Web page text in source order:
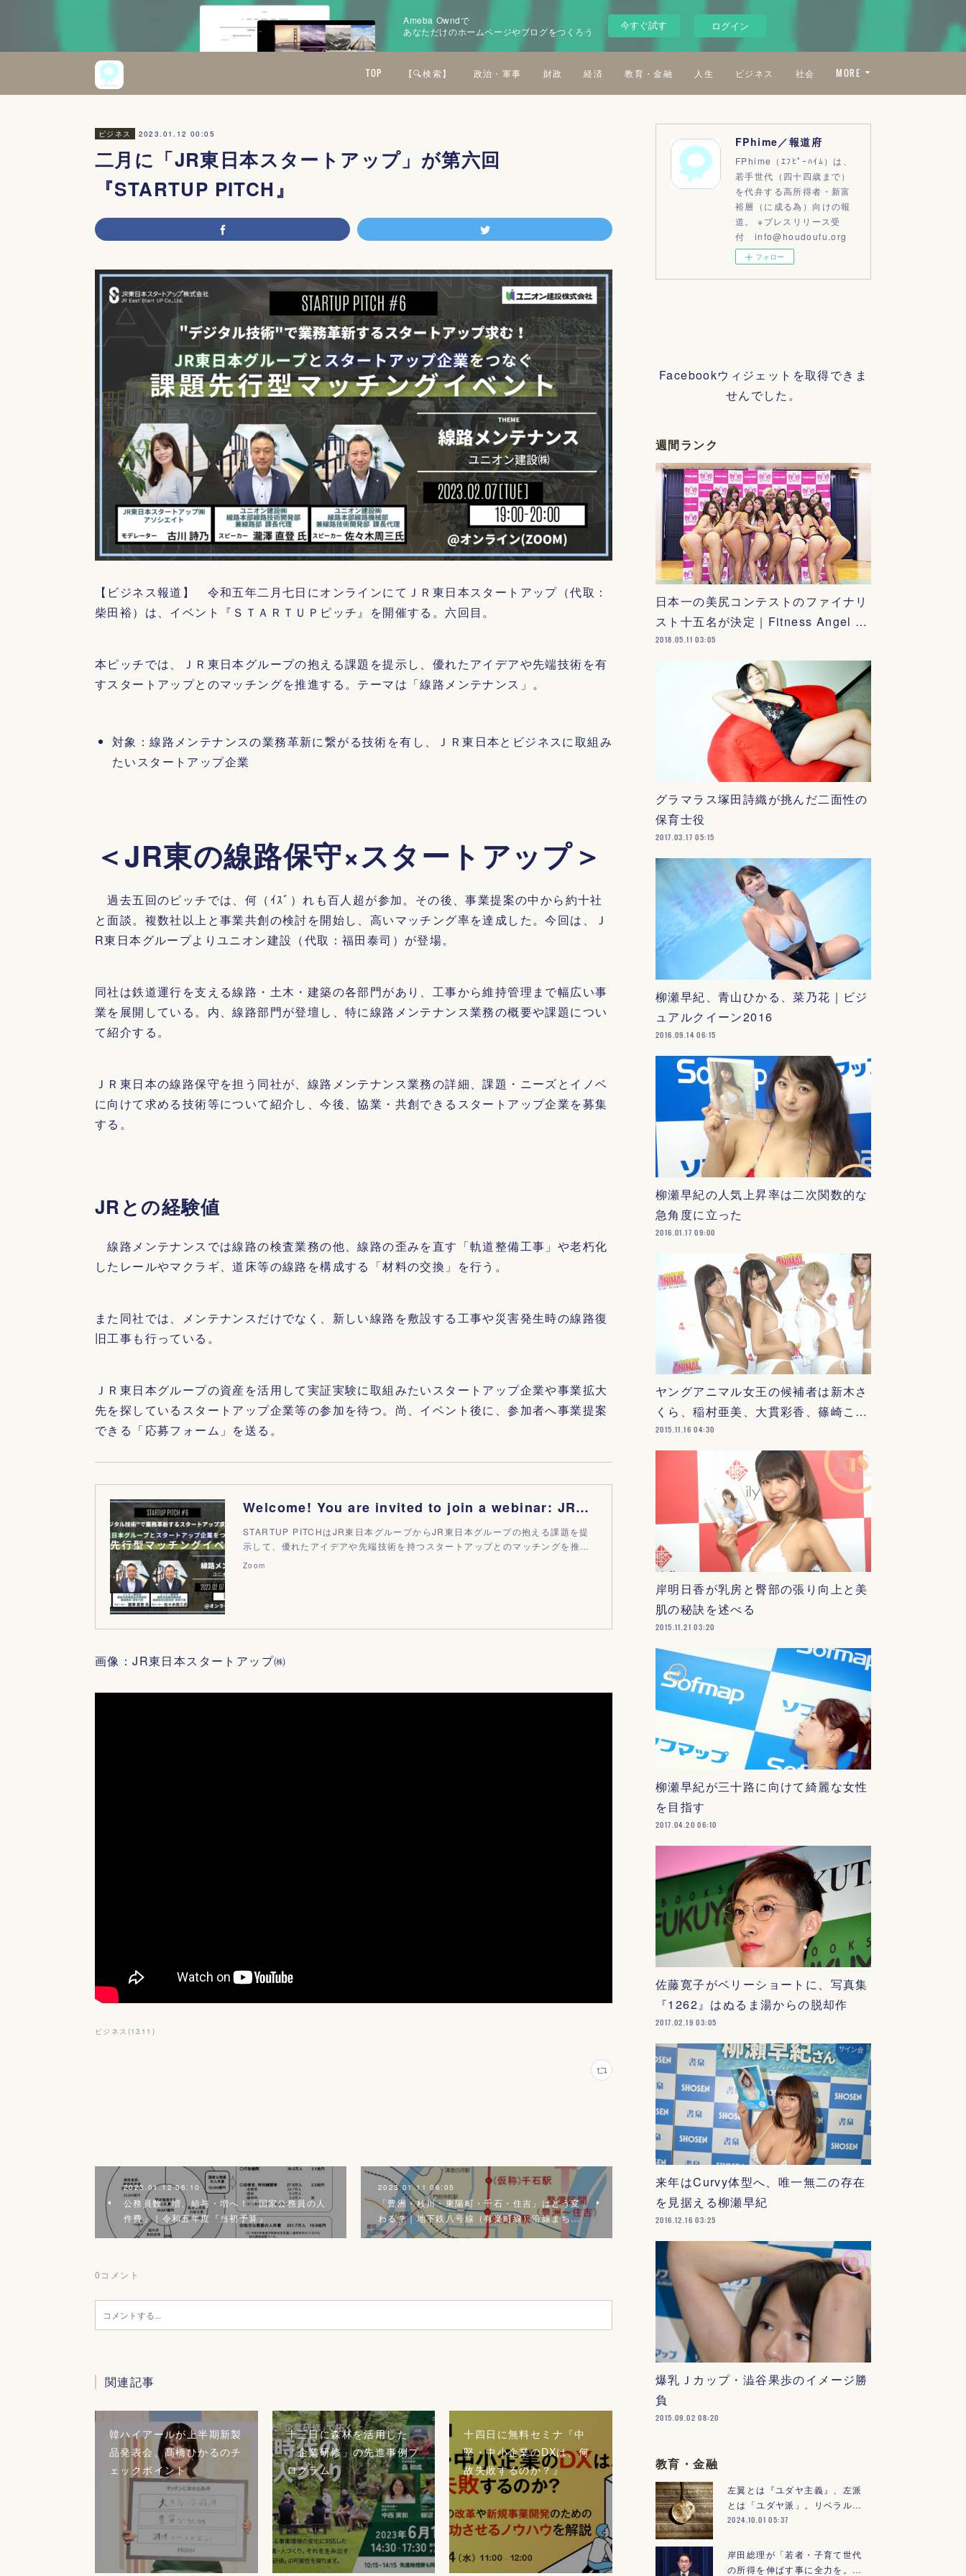
Ameba Owndで
あなただけのホームページやブログをつくろう
今すぐ試す ログイン
TOP 【🔍検索】 政治・軍事 財政 経済 教育・金融 人生 ビジネス 社会 MORE
ビジネス 2023.01.12 00:05
二月に「JR東日本スタートアップ」が第六回
『STARTUP PITCH』
【ビジネス報道】 令和五年二月七日にオンラインにてＪＲ東日本スタートアップ（代取：
柴田裕）は、イベント『ＳＴＡＲＴＵＰピッチ』を開催する。六回目。
本ピッチでは、ＪＲ東日本グループの抱える課題を提示し、優れたアイデアや先端技術を有
すスタートアップとのマッチングを推進する。テーマは「線路メンテナンス」。
対象：線路メンテナンスの業務革新に繋がる技術を有し、ＪＲ東日本とビジネスに取組み
たいスタートアップ企業
＜JR東の線路保守×スタートアップ＞
過去五回のピッチでは、何（ｲｽﾞ）れも百人超が参加。その後、事業提案の中から約十社
と面談。複数社以上と事業共創の検討を開始し、高いマッチング率を達成した。今回は、Ｊ
R東日本グループよりユニオン建設（代取：福田泰司）が登場。
同社は鉄道運行を支える線路・土木・建築の各部門があり、工事から維持管理まで幅広い事
業を展開している。内、線路部門が登壇し、特に線路メンテナンス業務の概要や課題につい
て紹介する。
ＪＲ東日本の線路保守を担う同社が、線路メンテナンス業務の詳細、課題・ニーズとイノベ
に向けて求める技術等について紹介し、今後、協業・共創できるスタートアップ企業を募集
する。
JRとの経験値
線路メンテナンスでは線路の検査業務の他、線路の歪みを直す「軌道整備工事」や老朽化
したレールやマクラギ、道床等の線路を構成する「材料の交換」を行う。
また同社では、メンテナンスだけでなく、新しい線路を敷設する工事や災害発生時の線路復
旧工事も行っている。
ＪＲ東日本グループの資産を活用して実証実験に取組みたいスタートアップ企業や事業拡大
先を探しているスタートアップ企業等の参加を待つ。尚、イベント後に、参加者へ事業提案
できる「応募フォーム」を送る。
Welcome! You are invited to join a webinar: JR東日本グループとスタートアップ企業をつなぐ課題先行型マッチングイベント STARTUP PITCH#6 ～線
STARTUP PITCHはJR東日本グループからJR東日本グループの抱える課題を提
示して、優れたアイデアや先端技術を持つスタートアップとのマッチングを推…
Zoom
画像：JR東日本スタートアップ㈱
ビジネス (1311 )
2023.01.12 06:10
公務員数・増、給与・増へ！「国家公務員の人
件費」｜令和五年度『当初予算』
2023.01.11 06:05
「豊洲・枝川・東陽町・千石・住吉」はどう変
わる？｜地下鉄八号線（有楽町線）沿線まち…
0 コメント
関連記事
韓ハイアールが上半期新製
品発表会、髙橋ひかるのチ
ェックポイント
十三日に森林を活用した
「企業研修」の先進事例プ
ログラム
十四日に無料セミナ『中
堅・中小企業のDXは、何
故失敗するのか？』
FPhime／報道府
FPhime（ｴﾌﾋﾟｰﾊｲﾑ）は、
若手世代（四十四歳まで）
を代弁する高所得者・新富
裕層（に成る為）向けの報
道。 ※プレスリリース受
付 info@houdoufu.org
フォロー
Facebookウィジェットを取得できま
せんでした。
週間ランク
日本一の美尻コンテストのファイナリ
スト十五名が決定｜Fitness Angel …
2018.05.11 03:05
グラマラス塚田詩織が挑んだ二面性の
保育士役
2017.03.17 05:15
柳瀬早紀、青山ひかる、菜乃花｜ビジ
ュアルクイーン2016
2016.09.14 06:15
柳瀬早紀の人気上昇率は二次関数的な
急角度に立った
2016.01.17 09:00
ヤングアニマル女王の候補者は新木さ
くら、稲村亜美、大貫彩香、篠崎こ…
2015.11.16 04:30
岸明日香が乳房と臀部の張り向上と美
肌の秘訣を述べる
2015.11.21 03:20
柳瀬早紀が三十路に向けて綺麗な女性
を目指す
2017.04.20 06:10
佐藤寛子がベリーショートに、写真集
『1262』はぬるま湯からの脱却作
2017.02.19 03:05
来年はCurvy体型へ、唯一無二の存在
を見据える柳瀬早紀
2016.12.16 03:25
爆乳Ｊカップ・澁谷果歩のイメージ勝
負
2015.09.02 08:20
教育・金融
左翼とは『ユダヤ主義』、左派
とは「ユダヤ派」。リベラル…
2024.10.01 05:37
岸田総理が「若者・子育て世代
の所得を伸ばす事に全力を。…